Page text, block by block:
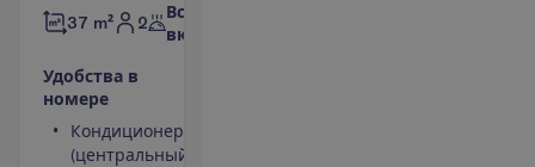
37 m² 2
Все
включено
Удобства в
номере
Кондиционер
(центральный,